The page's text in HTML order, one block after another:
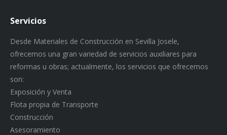
Servicios
Desde Materiales de Construcción en Sevilla Josele,
ofrecemos una gran variedad de servicios auxiliares para
reformas u obras; actualmente, los servicios que ofrecemos
son:
Exposición y Venta
Flota propia de Transporte
Construcción
Asesoramiento